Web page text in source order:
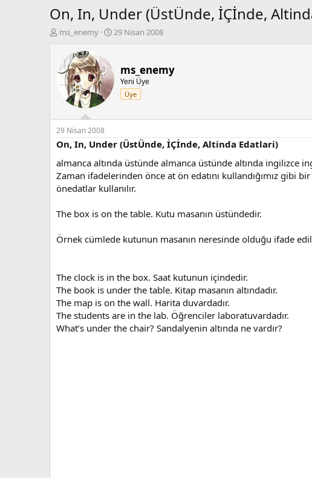
On, In, Under (ÜstÜnde, İÇİnde,
K
b
u
y
a
ş
l
a
t
a
n
ms_enemy
B
a
n
ç
a
r
i
h
29 Nisan 2008
ms_enemy
Yeni Üye
Üye
29 Nisan 2008
On, In, Under (ÜstÜnde, İÇİnde, Altinda Edatlari)
almanca altında üstünde almanca üstünde altında ingilizce
Zaman ifadelerinden önce at ön edatını kullandığımız gibi
önedatlar kullanılır.
The box is on the table. Kutu masanın üstündedir.
Örnek cümlede kutunun masanın neresinde olduğu ifade
The clock is in the box. Saat kutunun içindedir.
The book is under the table. Kitap masanın altındadır.
The map is on the wall. Harita duvardadır.
The students are in the lab. Öğrenciler laboratuvardadır.
What’s under the chair? Sandalyenin altında ne vardır?